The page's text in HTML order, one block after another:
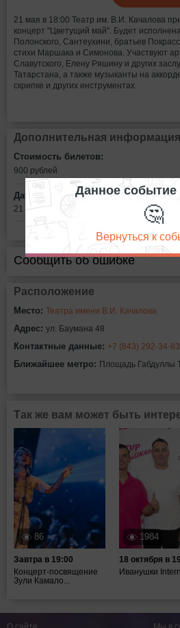
21 мая в 18:00 Театр им. В.И. Качалова
концерт "Цветущий май". Будет
Полонского, Сантеухини, братьев
стихи Маршака и Симонова. Участвуют
Славутского, Елену Ряшину и других
Татарстана, а также музыканты на
скрипке и других инструментах.
Дополнительная информация
Стоимость билетов:
900 рублей
Дата:
21 мая в 18:00
Сообщить об ошибке
Расположение
Место: Театра имени В.И. Качалова
Адрес: ул. Баумана 48
Контактные данные: +7 (843) 292-34-83
Ближайшее метро: Площадь Габдуллы
Так же вам может быть
86
Завтра в 19:00
Концерт-посвящение
Зули Камало...
1984
18 октября в
Иванушки
Данное
🤔
Вернуться к